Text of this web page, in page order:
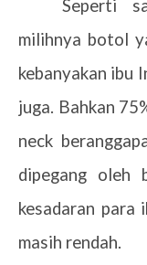
Seperti
milihnya botol
kebanyakan ibu
juga. Bahkan
neck
dipegang oleh
kesadaran
masih rendah.